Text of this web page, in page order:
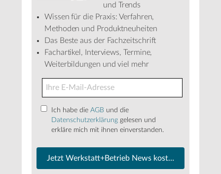
und Trends
Wissen für die Praxis: Verfahren,
Methoden und Produktneuheiten
Das Beste aus der Fachzeitschrift
Fachartikel, Interviews, Termine,
Weiterbildungen und viel mehr
Ich habe die AGB und die
Datenschutzerklärung gelesen und
erkläre mich mit ihnen einverstanden.
Jetzt Werkstatt+Betrieb News kostenfrei